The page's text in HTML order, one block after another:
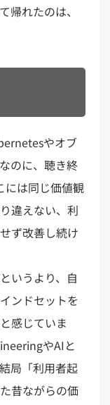
帰れたのは、
やオブ
のに、聴き終
には同じ価値観
違えない、利
ず改善し続け
いうより、自
ンドセットを
感じていま
やAIと
局「利用者起
昔ながらの価